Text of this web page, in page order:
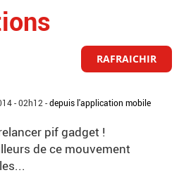
RAFRAICHIR
- 02h12 -depuis l'application mobile
pif gadget !
de ce mouvement